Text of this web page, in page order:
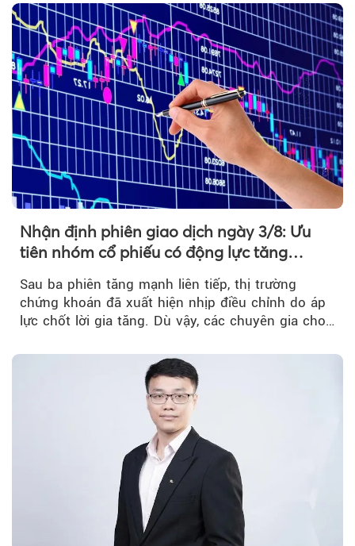
Nhận định phiên giao dịch ngày 3/8: Ưu
tiên nhóm cổ phiếu có động lực tăng
Sau ba phiên tăng mạnh liên tiếp, thị trường
chứng khoán đã xuất hiện nhịp điều chỉnh do áp
lực chốt lời gia tăng. Dù vậy, các chuyên gia cho